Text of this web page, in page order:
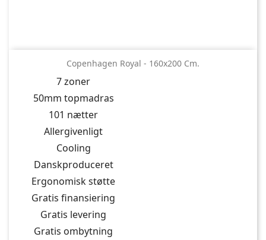
Copenhagen Royal - 160x200 Cm.
7 zoner
50mm topmadras
101 nætter
Allergivenligt
Cooling
Danskproduceret
Ergonomisk støtte
Gratis finansiering
Gratis levering
Gratis ombytning